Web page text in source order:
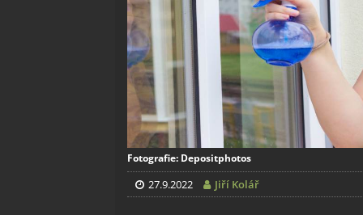
Fotografie: Depositphotos
27.9.2022 Jiří Kolář